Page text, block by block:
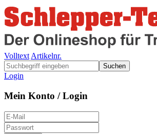
Volltext Artikelnr.
Suchen
Login
Mein Konto / Login